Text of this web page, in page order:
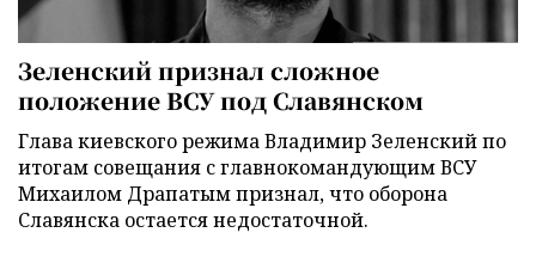
Зеленский признал сложное
положение ВСУ под Славянском
Глава киевского режима Владимир Зеленский по
итогам совещания с главнокомандующим ВСУ
Михаилом Драпатым признал, что оборона
Славянска остается недостаточной.